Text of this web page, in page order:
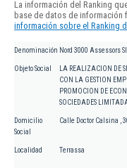
La información del Ranking
base de datos de información
información sobre el Ranking
Denominación Nord 3000 Assessors Sl
Objeto Social
LA REALIZACION DE
CON LA GESTION
PROMOCION DE
SOCIEDADES
Domicilio
Social
Calle Doctor Calsina ,
Localidad Terrassa